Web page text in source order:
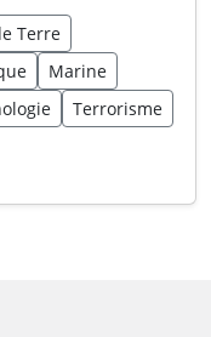
Terre
Marine
Terrorisme